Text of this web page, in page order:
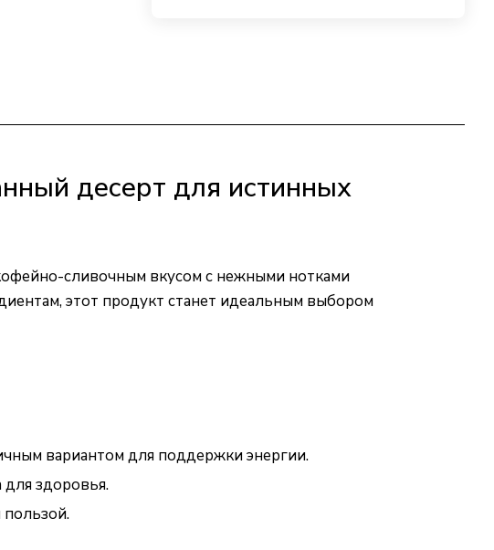
десерт для истинных
сливочным вкусом с нежными нотками
этот продукт станет идеальным выбором
вариантом для поддержки энергии.
здоровья.